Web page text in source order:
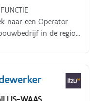
naar een Operator
in de regio